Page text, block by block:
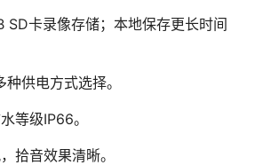
SD卡录像存储；本地保存更长时间
供电方式选择。
等级IP66。
拾音效果清晰。